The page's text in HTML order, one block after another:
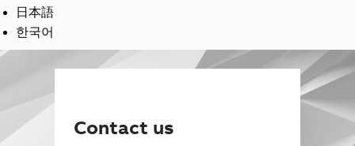
日本語
한국어
Contact us